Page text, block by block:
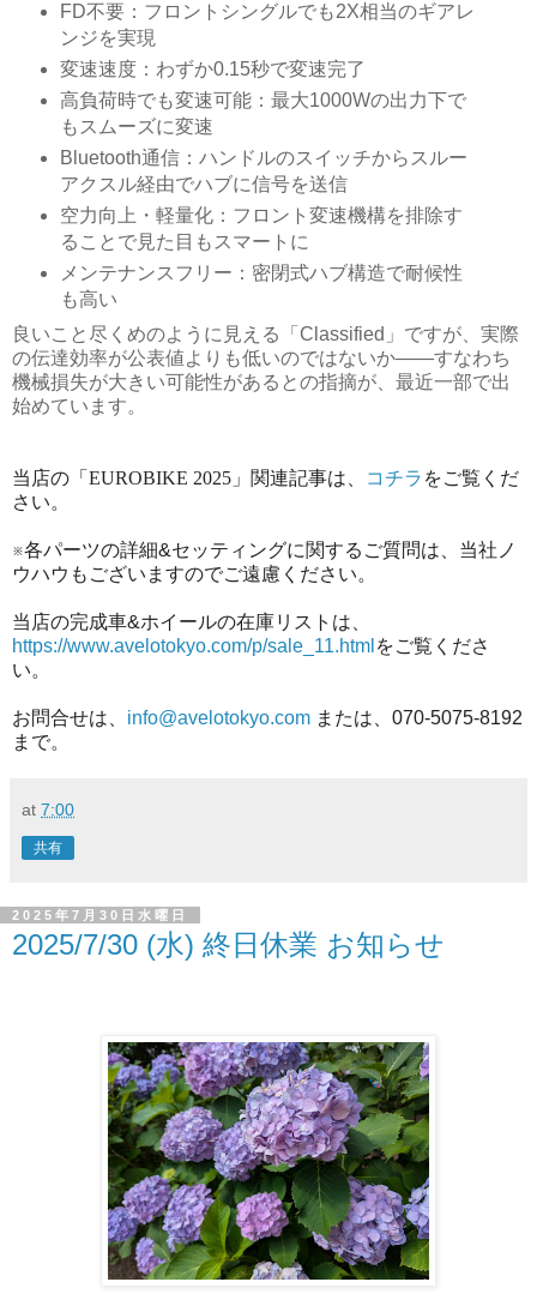
FD不要：フロントシングルでも2X相当のギアレ
ンジを実現
変速速度：わずか0.15秒で変速完了
高負荷時でも変速可能：最大1000Wの出力下で
もスムーズに変速
Bluetooth通信：ハンドルのスイッチからスルー
アクスル経由でハブに信号を送信
空力向上・軽量化：フロント変速機構を排除す
ることで見た目もスマートに
メンテナンスフリー：密閉式ハブ構造で耐候性
も高い
良いこと尽くめのように見える「Classified」ですが、実際
の伝達効率が公表値よりも低いのではないか——すなわち
機械損失が大きい可能性があるとの指摘が、最近一部で出
始めています。
当店の「EUROBIKE 2025」関連記事は、 コチラ をご覧くだ
さい。
※各パーツの詳細&セッティングに関するご質問は、当社ノ
ウハウもございますのでご遠慮ください。
当店の完成車&ホイールの在庫リストは、
https://www.avelotokyo.com/p/sale_11.html をご覧くださ
い。
お問合せは、 info@avelotokyo.com または、070-5075-8192
まで。
at 7:00
共有
2025年7月30日水曜日
2025/7/30 (水) 終日休業 お知らせ